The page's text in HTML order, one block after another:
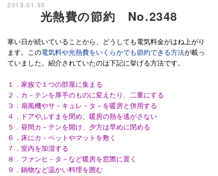
2013.01.30
光熱費の節約 No.2348
寒い日が続いていることから、どうしても電気料金がはね上がり
ます。この電気料や光熱費をいくらかでも節約できる方法が載っ
ていました。紹介されていたのは下記に挙げる方法です。
１．家族で１つの部屋に集まる
２．カ－テンを厚手のものに変えたり、二重にする
３．扇風機やサ－キュレ－タ－を暖房と併用する
４．ドアやふすまを閉め、暖房の熱を逃がさない
５．昼間カ－テンを開け、夕方は早めに閉める
６．床にカ－ペットやマットを敷く
７．室内を加湿する
８．ファンヒ－タ－など暖房を窓際に置く
９．鍋物など温かい料理を囲む